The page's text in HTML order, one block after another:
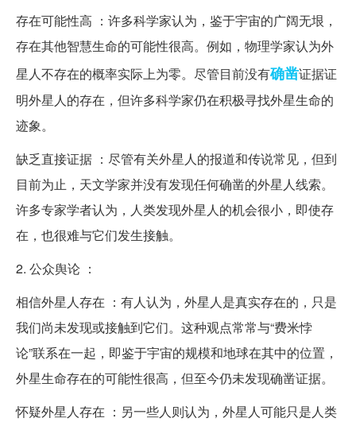
存在可能性高 ：许多科学家认为，鉴于宇宙的广阔无垠，
存在其他智慧生命的可能性很高。例如，物理学家认为外
星人不存在的概率实际上为零。尽管目前没有确凿证据证
明外星人的存在，但许多科学家仍在积极寻找外星生命的
迹象。
缺乏直接证据 ：尽管有关外星人的报道和传说常见，但到
目前为止，天文学家并没有发现任何确凿的外星人线索。
许多专家学者认为，人类发现外星人的机会很小，即使存
在，也很难与它们发生接触。
2. 公众舆论 ：
相信外星人存在 ：有人认为，外星人是真实存在的，只是
我们尚未发现或接触到它们。这种观点常常与“费米悖
论”联系在一起，即鉴于宇宙的规模和地球在其中的位置，
外星生命存在的可能性很高，但至今仍未发现确凿证据。
怀疑外星人存在 ：另一些人则认为，外星人可能只是人类